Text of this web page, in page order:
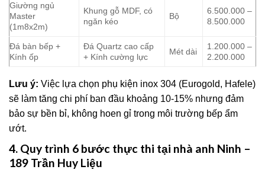
Giường ngủ
Master
(1m8x2m)
Khung gỗ MDF, có
ngăn kéo
Bộ
6.500.000 –
8.500.000
Đá bàn bếp +
Kính ốp
Đá Quartz cao cấp
+ Kính cường lực
Mét dài
1.200.000 –
2.200.000
Lưu ý: Việc lựa chọn phụ kiện inox 304 (Eurogold, Hafele)
sẽ làm tăng chi phí ban đầu khoảng 10-15% nhưng đảm
bảo sự bền bỉ, không hoen gỉ trong môi trường bếp ẩm
ướt.
4. Quy trình 6 bước thực thi tại nhà anh Ninh –
189 Trần Huy Liệu